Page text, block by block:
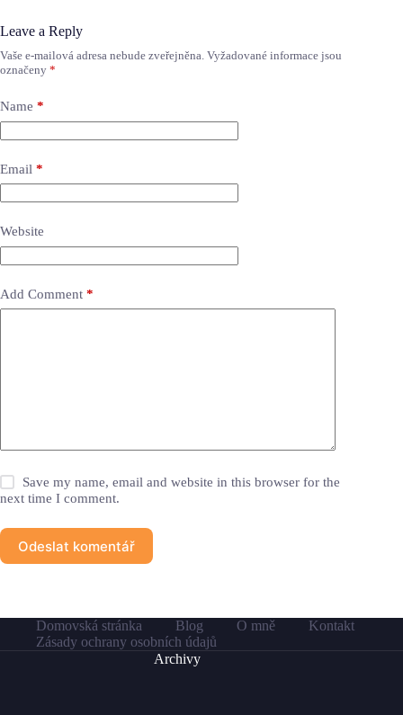
Leave a Reply
Vaše e-mailová adresa nebude zveřejněna. Vyžadované informace jsou
označeny *
Name *
Email *
Website
Add Comment *
Save my name, email and website in this browser for the
next time I comment.
Odeslat komentář
Domovská stránka Blog O mně
Kontakt
Zásady ochrany osobních údajů
Archivy